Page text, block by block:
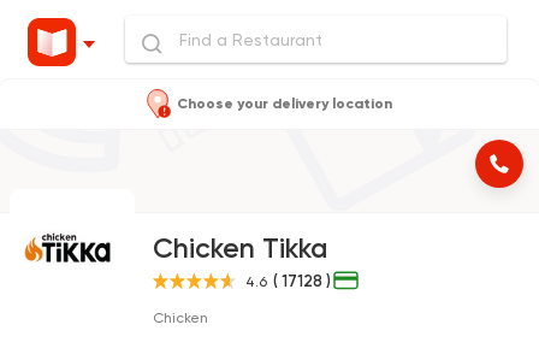
Choose your delivery location
Chicken Tikka
4.6 ( 17128 )
Chicken